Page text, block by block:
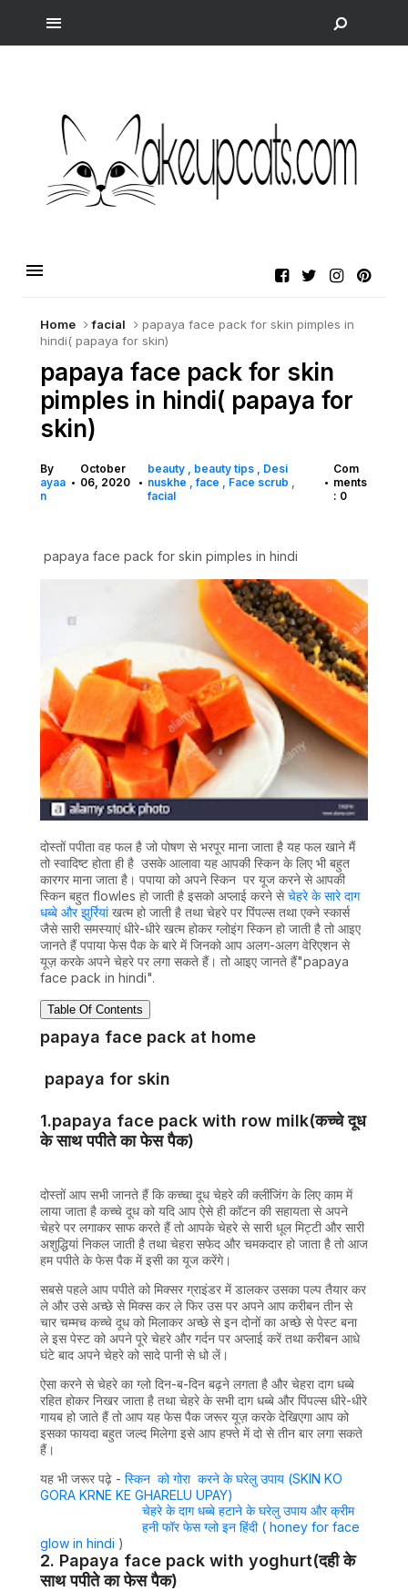
Home facial
papaya face pack for skin pimples in
hindi( papaya for skin)
papaya face pack for skin
pimples in hindi( papaya for
skin)
By
ayaa
n
•
October
06, 2020
•
beauty beauty tips
Desi
nuskhe
face
Face scrub
facial
•
Com
ments
: 0
papaya face pack for skin pimples in hindi
दोस्तों पपीता वह फल है जो पोषण से भरपूर माना जाता है यह फल खाने मैं
तो स्वादिष्ट होता ही है उसके आलावा यह आपकी स्किन के लिए भी बहुत
कारगर माना जाता है। पपाया को अपने स्किन पर यूज करने से आपकी
स्किन बहुत flowles हो जाती है इसको अप्लाई करने सेचेहरे के सारे दाग
धब्बे और झुर्रियांखत्म हो जाती है तथा चेहरे पर पिंपल्स तथा एक्ने स्कार्स
जैसे सारी समस्याएं धीरे-धीरे खत्म होकर ग्लोइंग स्किन हो जाती है तो आइए
जानते हैं पपाया फेस पैक के बारे में जिनको आप अलग-अलग वेरिएशन से
यूज़ करके अपने चेहरे पर लगा सकते हैं। तो आइए जानते हैं"papaya
face pack in hindi".
Table Of Contents
papaya face pack at home
papaya for skin
1.papaya face pack with row milk(कच्चे दूध
के साथ पपीते का फेस पैक)
दोस्तों आप सभी जानते हैं कि कच्चा दूध चेहरे की क्लींजिंग के लिए काम में
लाया जाता है कच्चे दूध को यदि आप ऐसे ही कॉटन की सहायता से अपने
चेहरे पर लगाकर साफ करते हैं तो आपके चेहरे से सारी धूल मिट्टी और सारी
अशुद्धियां निकल जाती है तथा चेहरा सफेद और चमकदार हो जाता है तो आज
हम पपीते के फेस पैक में इसी का यूज करेंगे।
सबसे पहले आप पपीते को मिक्सर ग्राइंडर में डालकर उसका पल्प तैयार कर
ले और उसे अच्छे से मिक्स कर ले फिर उस पर अपने आप करीबन तीन से
चार चम्मच कच्चे दूध को मिलाकर अच्छे से इन दोनों का अच्छे से पेस्ट बना
ले इस पेस्ट को अपने पूरे चेहरे और गर्दन पर अप्लाई करें तथा करीबन आधे
घंटे बाद अपने चेहरे को सादे पानी से धो लें।
ऐसा करने से चेहरे का ग्लो दिन-ब-दिन बढ़ने लगता है और चेहरा दाग धब्बे
रहित होकर निखर जाता है तथा चेहरे के सभी दाग धब्बे और पिंपल्स धीरे-धीरे
गायब हो जाते हैं तो आप यह फेस पैक जरूर यूज़ करके देखिएगा आप को
इसका फायदा बहुत जल्द मिलेगा इसे आप हफ्ते में दो से तीन बार लगा सकते
हैं।
यह भी जरूर पढ़े - स्किन को गोरा करने के घरेलु उपाय (SKIN KO
GORA KRNE KE GHARELU UPAY)
चेहरे के दाग धब्बे हटाने के घरेलु उपाय और क्रीम
हनी फॉर फेस ग्लो इन हिंदी ( honey for face
glow in hindi )
2. Papaya face pack with yoghurt(दही के
साथ पपीते का फेस पैक)